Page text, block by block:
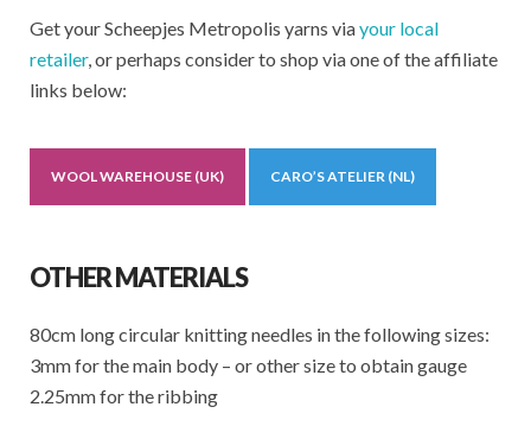
Get your Scheepjes Metropolis yarns viayour local
retailer, or perhaps consider to shop via one of the affiliate
links below:
WOOL WAREHOUSE (UK) CARO’S ATELIER (NL)
OTHER MATERIALS
80cm long circular knitting needles in the following sizes:
3mm for the main body – or other size to obtain gauge
2.25mm for the ribbing